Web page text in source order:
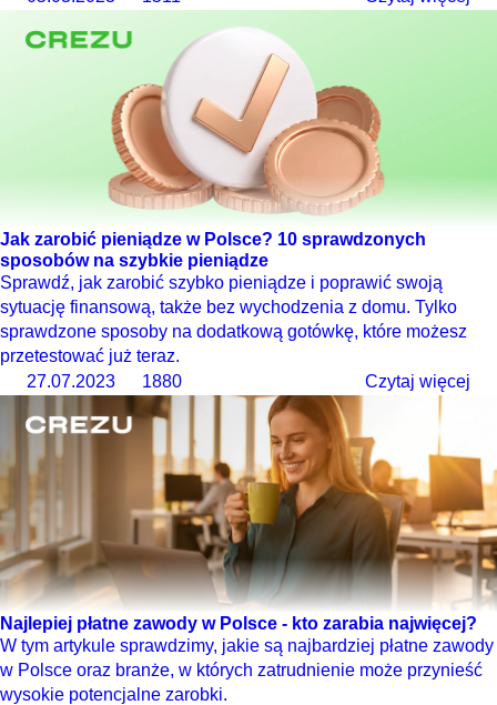
Jak zarobić pieniądze w Polsce? 10 sprawdzonych
sposobów na szybkie pieniądze
Sprawdź, jak zarobić szybko pieniądze i poprawić swoją
sytuację finansową, także bez wychodzenia z domu. Tylko
sprawdzone sposoby na dodatkową gotówkę, które możesz
przetestować już teraz.
27.07.2023
1880 Czytaj więcej
Najlepiej płatne zawody w Polsce - kto zarabia najwięcej?
W tym artykule sprawdzimy, jakie są najbardziej płatne zawody
w Polsce oraz branże, w których zatrudnienie może przynieść
wysokie potencjalne zarobki.